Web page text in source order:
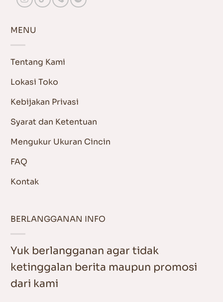
MENU
Tentang Kami
Lokasi Toko
Kebijakan Privasi
Syarat dan Ketentuan
Mengukur Ukuran Cincin
FAQ
Kontak
BERLANGGANAN INFO
Yuk berlangganan agar tidak
ketinggalan berita maupun promosi
dari kami